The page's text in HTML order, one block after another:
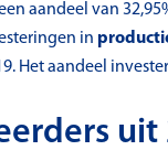
aandeel van
in
Het aandeel